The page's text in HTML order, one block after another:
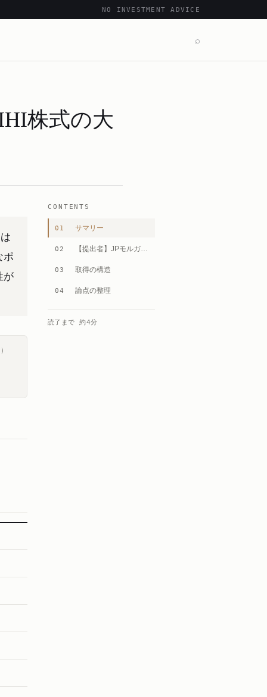
NO INVESTMENT ADVICE
⌕
株式の大
CONTENTS
01 サマリー
02
03 取得の構造
04 論点の整理
読了まで 約4分
ポ
が